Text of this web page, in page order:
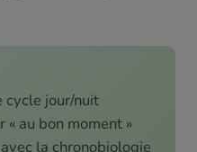
cycle jour/nuit
au bon moment »
la chronobiologie